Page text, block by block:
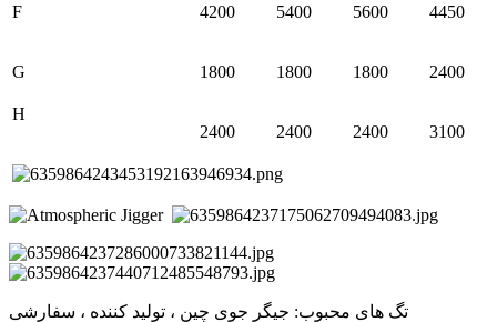
F 4200 5400 5600 4450
G 1800 1800 1800 2400
H
2400
2400 2400 3100
تگ های محبوب: جیگر جوی چین ، تولید کننده ، سفارشی